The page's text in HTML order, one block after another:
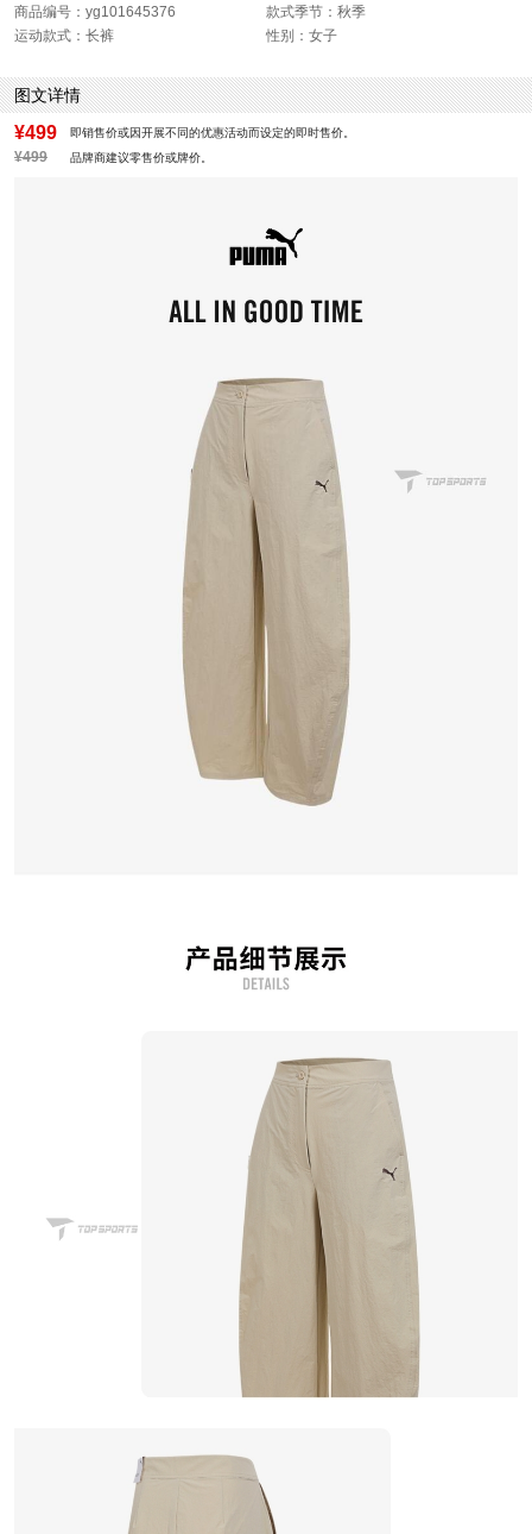
商品编号：yg101645376
款式季节：秋季
运动款式：长裤
性别：女子
图文详情
¥499 即销售价或因开展不同的优惠活动而设定的即时售价。
¥499 品牌商建议零售价或牌价。